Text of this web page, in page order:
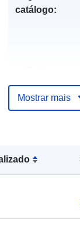
catálogo:
Mostrar mais